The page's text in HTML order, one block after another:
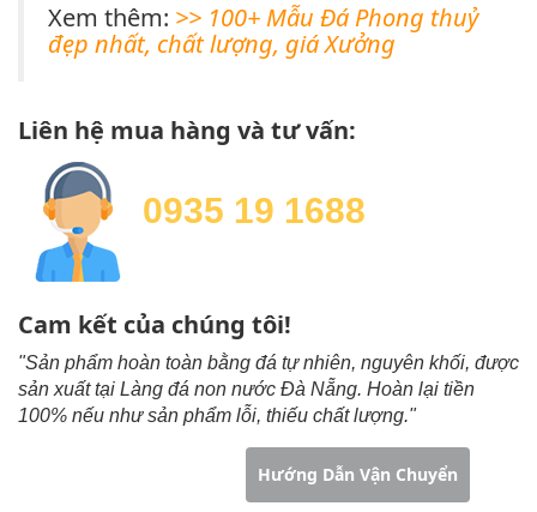
Xem thêm: >> 100+ Mẫu Đá Phong thuỷ
đẹp nhất, chất lượng, giá Xưởng
Liên hệ mua hàng và tư vấn:
0935 19 1688
Cam kết của chúng tôi!
"Sản phẩm hoàn toàn bằng đá tự nhiên, nguyên khối, được
sản xuất tại Làng đá non nước Đà Nẵng. Hoàn lại tiền
100% nếu như sản phẩm lỗi, thiếu chất lượng."
Hướng Dẫn Vận Chuyển